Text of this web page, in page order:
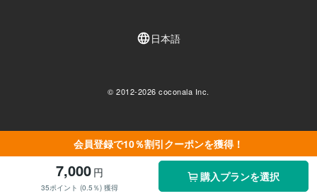
会員登録で10％割引クーポンを獲得！
7,000 円
35ポイント (0.5％) 獲得
購入プランを選択